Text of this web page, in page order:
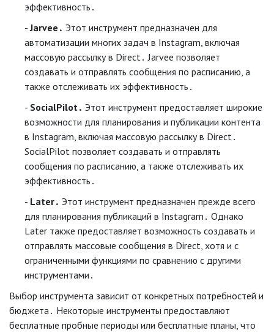
эффективность․
Jarvee․ Этот инструмент предназначен для
автоматизации многих задач в Instagram, включая
массовую рассылку в Direct․ Jarvee позволяет
создавать и отправлять сообщения по расписанию, а
также отслеживать их эффективность․
SocialPilot․ Этот инструмент предоставляет широкие
возможности для планирования и публикации контента
в Instagram, включая массовую рассылку в Direct․
SocialPilot позволяет создавать и отправлять
сообщения по расписанию, а также отслеживать их
эффективность․
Later․ Этот инструмент предназначен прежде всего
для планирования публикаций в Instagram․ Однако
Later также предоставляет возможность создавать и
отправлять массовые сообщения в Direct, хотя и с
ограниченными функциями по сравнению с другими
инструментами․
Выбор инструмента зависит от конкретных потребностей и
бюджета․ Некоторые инструменты предоставляют
бесплатные пробные периоды или бесплатные планы, что